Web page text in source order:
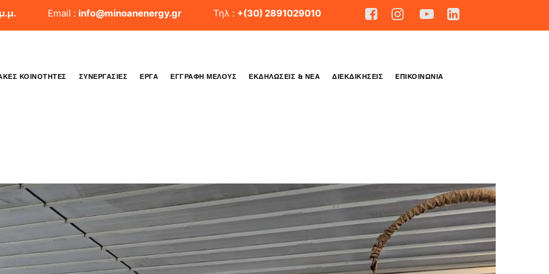
Email : info@minoanenergy.gr Τηλ : +(30) 2891029010
ΚΟΙΝΌΤΗΤΕΣ ΣΥΝΕΡΓΑΣΊΕΣ ΈΡΓΑ ΕΓΓΡΑΦΉ ΜΈΛΟΥΣ ΕΚΔΗΛΏΣΕΙΣ & ΝΈΑ ΔΙΕΚΔΙΚΉΣΕΙΣ ΕΠΙΚΟΙΝΩΝΊΑ